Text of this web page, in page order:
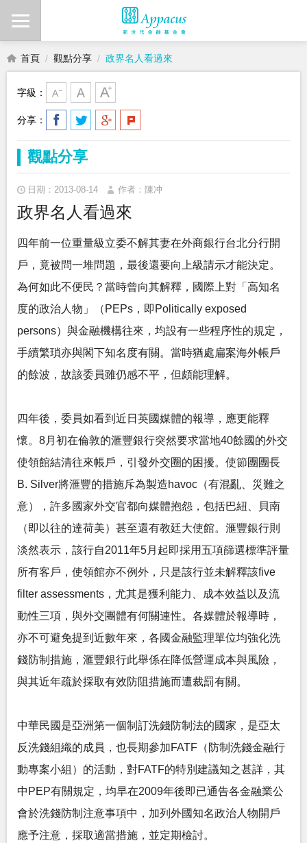
首頁 觀點分享 政界名人看過來
字級：
分享：
觀點分享
日期：2013-08-14 作者：陳冲
政界名人看過來
四年前一位重量級立委不解其妻在外商銀行台北分行開
戶，竟被問一堆問題，最後還要向上級請示才能決定。
為何如此不便民？當時曾向其解釋，國際上對「高知名
度的政治人物」（PEPs，即Politically exposed
persons）與金融機構往來，均設有一些程序性的規定，
手續繁瑣亦與閣下知名度有關。當時猶處扁案海外帳戶
的餘波，故該委員雖仍感不平，但頗能理解。
四年後，委員如看到近日英國媒體的報導，應更能釋
懷。8月初在倫敦的滙豐銀行突然要求當地40餘國的外交
使領館結清往來帳戶，引發外交圈的困擾。使節團團長
B. Silver將滙豐的措施斥為製造havoc（有混亂、災難之
意），許多國家外交官都向媒體抱怨，包括巴紐、貝南
（即以往的達荷美）甚至還有教廷大使館。滙豐銀行則
淡然表示，該行自2011年5月起即採用五項篩選標準評量
所有客戶，使領館亦不例外，只是該行並未解釋該five
filter assessments，尤其是獲利能力、成本效益以及流
動性三項，與外交團體有何關連性。各媒體於報導時，
亦不可避免提到近數年來，各國金融監理單位均強化洗
錢防制措施，滙豐銀行此舉係在降低營運成本與風險，
與其近年疏於採取有效防阻措施而遭裁罰有關。
中華民國是亞洲第一個制訂洗錢防制法的國家，是亞太
反洗錢組織的成員，也長期參加FATF（防制洗錢金融行
動專案小組）的活動，對FATF的特別建議知之甚詳，其
中PEP有關規定，均早在2009年後即已通告各金融業公
會於洗錢防制注意事項中，加列外國知名政治人物開戶
應予注意，採取適當措施，並定期檢討。